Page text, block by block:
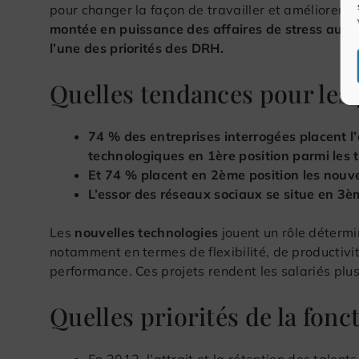
pour changer la façon de travailler et améliorer
montée en puissance des affaires de stress au
l’une des priorités des DRH.
Quelles tendances pour les
74 % des entreprises interrogées placent
technologiques en 1ère position parmi les
Et 74 % placent en 2ème position les
L’essor des réseaux sociaux se situe en
Les nouvelles technologies jouent un rôle
notamment en termes de flexibilité, de
performance. Ces projets rendent les salariés
Quelles priorités de la